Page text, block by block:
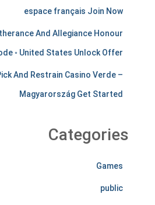
n
e
espace français Join Now
And Allegiance Honour
◦ United States Unlock Offer
And Restrain Casino Verde –
Magyarország Get Started
Categories
Games
public